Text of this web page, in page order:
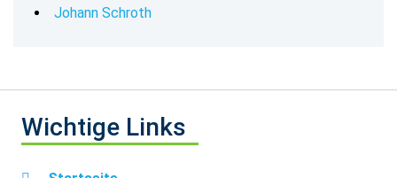
Johann Schroth
Wichtige Links